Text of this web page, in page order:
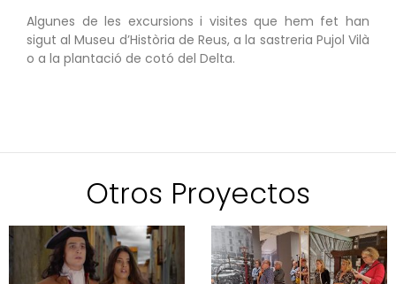
Algunes de les excursions i visites que hem fet han
sigut al Museu d’Història de Reus, a la sastreria Pujol Vilà
o a la plantació de cotó del Delta.
Otros Proyectos